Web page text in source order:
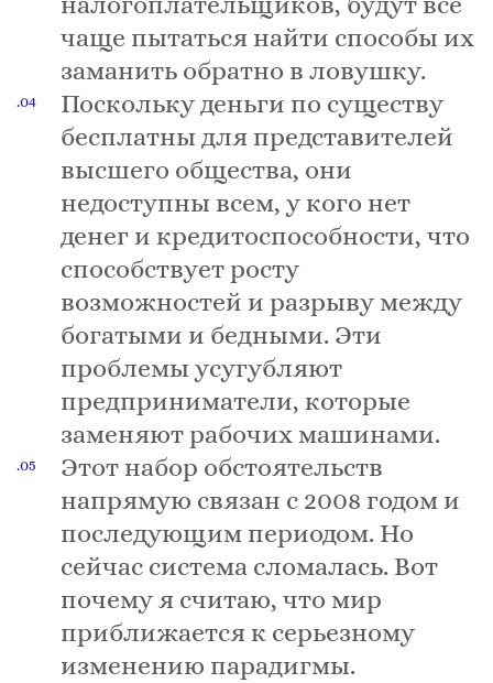
чаще пытаться найти способы их
заманить обратно в ловушку.
Поскольку деньги по существу
бесплатны для представителей
высшего общества, они
недоступны всем, у кого нет
денег и кредитоспособности, что
способствует росту
возможностей и разрыву между
богатыми и бедными. Эти
проблемы усугубляют
предприниматели, которые
заменяют рабочих машинами.
Этот набор обстоятельств
напрямую связан с 2008 годом и
последующим периодом. Но
сейчас система сломалась. Вот
почему я считаю, что мир
приближается к серьезному
изменению парадигмы.